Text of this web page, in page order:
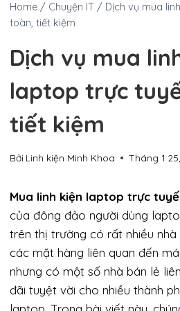
Home / Chuyện IT / Dịch vụ mua
toàn, tiết kiệm
Dịch vụ mua
laptop trực
tiết kiệm
Bởi Linh kiện Minh Khoa Tháng 1
Mua linh kiện laptop trực
của đông đảo người dùng
trên thị trường có rất nhiều
các mặt hàng liên quan đến
nhưng có một số nhà bán lẻ
đãi tuyệt vời cho nhiều thành